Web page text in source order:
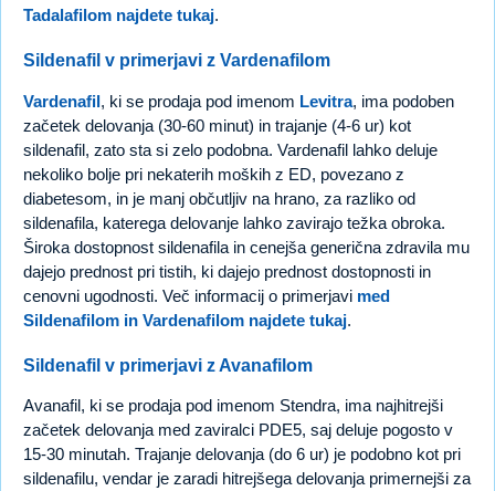
Tadalafilom najdete tukaj.
Sildenafil v primerjavi z Vardenafilom
Vardenafil, ki se prodaja pod imenom Levitra, ima podoben
začetek delovanja (30-60 minut) in trajanje (4-6 ur) kot
sildenafil, zato sta si zelo podobna. Vardenafil lahko deluje
nekoliko bolje pri nekaterih moških z ED, povezano z
diabetesom, in je manj občutljiv na hrano, za razliko od
sildenafila, katerega delovanje lahko zavirajo težka obroka.
Široka dostopnost sildenafila in cenejša generična zdravila mu
dajejo prednost pri tistih, ki dajejo prednost dostopnosti in
cenovni ugodnosti. Več informacij o primerjavi med
Sildenafilom in Vardenafilom najdete tukaj.
Sildenafil v primerjavi z Avanafilom
Avanafil, ki se prodaja pod imenom Stendra, ima najhitrejši
začetek delovanja med zaviralci PDE5, saj deluje pogosto v
15-30 minutah. Trajanje delovanja (do 6 ur) je podobno kot pri
sildenafilu, vendar je zaradi hitrejšega delovanja primernejši za